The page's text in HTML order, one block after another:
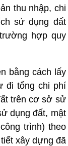
thu nhập, chi
sử dụng đất
hợp quy
bằng cách lấy
đi tổng chi phí
trên cơ sở sử
dụng đất, mật
trình) theo
xây dựng đã